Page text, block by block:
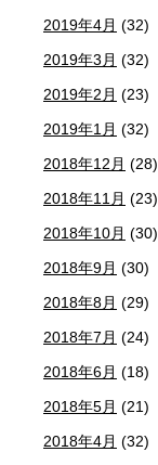
2019年4月 (32)
2019年3月 (32)
2019年2月 (23)
2019年1月 (32)
2018年12月 (28)
2018年11月 (23)
2018年10月 (30)
2018年9月 (30)
2018年8月 (29)
2018年7月 (24)
2018年6月 (18)
2018年5月 (21)
2018年4月 (32)